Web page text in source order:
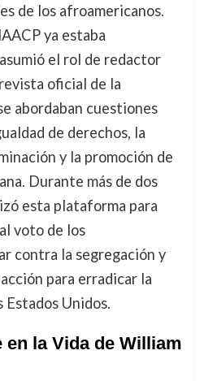
de los afroamericanos.
ya estaba
el rol de redactor
oficial de la
abordaban cuestiones
de derechos, la
y la promoción de
Durante más de dos
esta plataforma para
voto de los
contra la segregación y
para erradicar la
Unidos.
en la Vida de William